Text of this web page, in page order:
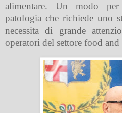
alimentare. Un modo
patologia che richiede uno
necessita di grande
operatori del settore food and